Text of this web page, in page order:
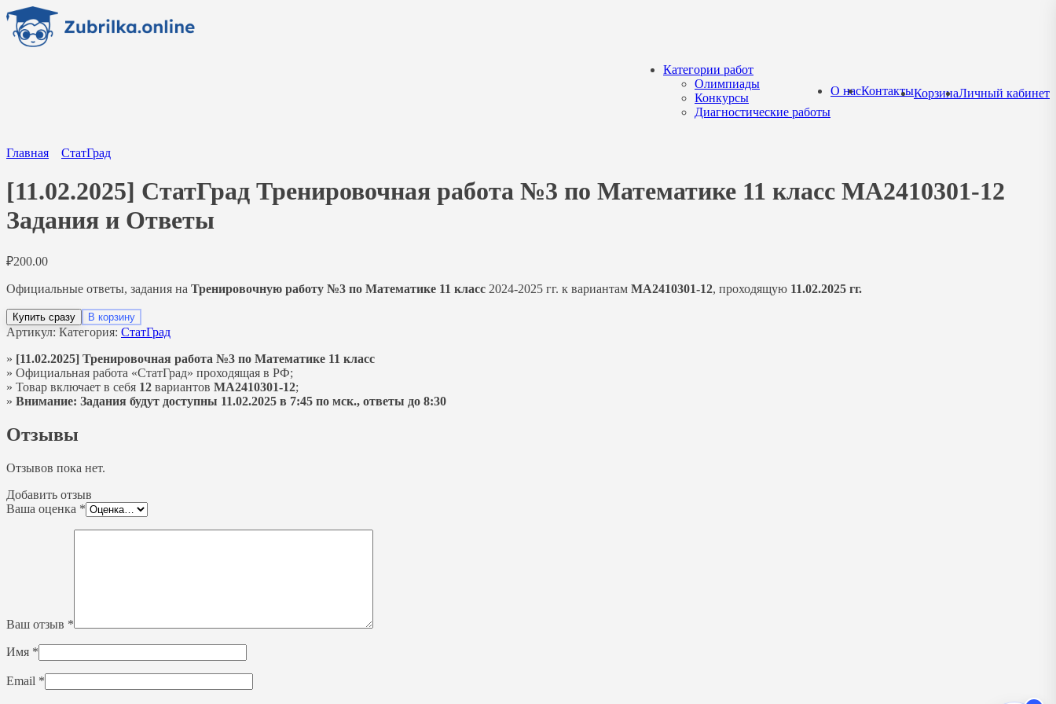
Перейти
содержанию
Категории работ
Олимпиады
Конкурсы
Диагностические работы
О насКонтактыКорзинаЛичный кабинет
Главная СтатГрад
[11.02.2025] СтатГрад Тренировочная работа №3 по Математике 11 класс МА2410301-12
Задания и Ответы
₽200.00
Официальные ответы, задания на Тренировочную работу №3 по Математике 11 класс 2024-2025 гг. к вариантам МА2410301-12, проходящую 11.02.2025 гг.
Купить сразу В корзину
Артикул: Категория: СтатГрад
» [11.02.2025] Тренировочная работа №3 по Математике 11 класс
» Официальная работа «СтатГрад» проходящая в РФ;
» Товар включает в себя 12 вариантов МА2410301-12;
» Внимание: Задания будут доступны 11.02.2025 в 7:45 по мск., ответы до 8:30
Отзывы
Отзывов пока нет.
Добавить отзыв
Ваша оценка *
Ваш отзыв *
Имя *
Email *